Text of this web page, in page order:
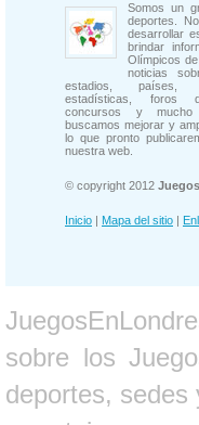
Somos un
deportes.
desarrollar
brindar
Olímpicos
noticias
estadios, países,
estadísticas, foros
concursos y mucho
buscamos mejorar y
lo que pronto
nuestra web.
© copyright 2012
Inicio | Mapa del sitio |
sobre los
deportes,